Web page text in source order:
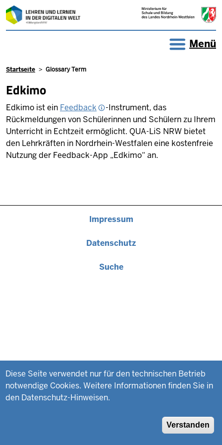
Direkt zum Inhalt
Diese Seite verwendet nur für den technischen Betrieb
notwendige Cookies. Weitere Informationen finden Sie in
den Datenschutz-Hinweisen.
Verstanden
Menü
Pfadnavigation
Startseite Glossary Term
Edkimo
Edkimo ist ein Feedback
-Instrument, das
Rückmeldungen von Schülerinnen und Schülern zu Ihrem
Unterricht in Echtzeit ermöglicht. QUA-LiS NRW bietet
den Lehrkräften in Nordrhein-Westfalen eine kostenfreie
Nutzung der Feedback-App „Edkimo“ an.
Impressum
Datenschutz
Suche